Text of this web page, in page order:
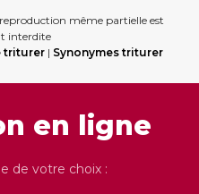
même partielle est
interdite
triturer| Synonymes triturer
en ligne
de votre choix :